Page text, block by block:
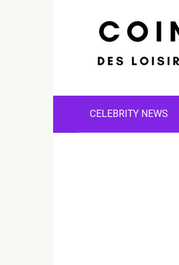
CELEBRITY NEWS